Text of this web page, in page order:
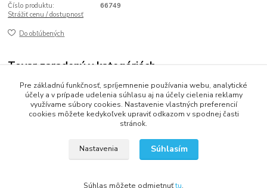
Číslo produktu:
66749
Strážiť cenu / dostupnosť
Do obľúbených
Tovar zaradený v kategóriách
Špáradlá, Špajle a bodce
2013 - 2025 LOVITECH, s.r.o. - Už 12 rokov s Vami...
Pre základnú funkčnosť, spríjemnenie používania webu, analytické
účely a v prípade udelenia súhlasu aj na účely cielenia reklamy
využívame súbory cookies. Nastavenie vlastných preferencií
cookies môžete kedykoľvek upraviť odkazom v spodnej časti
stránok.
Nastavenia Súhlasím
Súhlas môžete odmietnuťtu.